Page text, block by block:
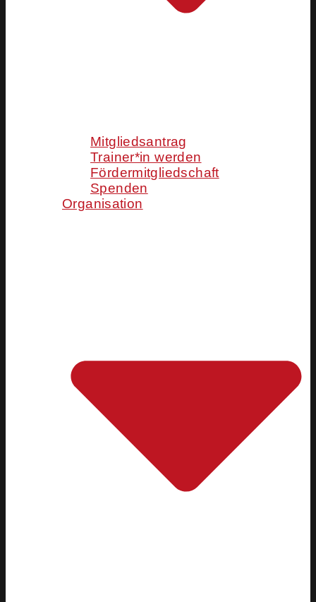
Mitgliedsantrag
Trainer*in werden
Fördermitgliedschaft
Spenden
Organisation